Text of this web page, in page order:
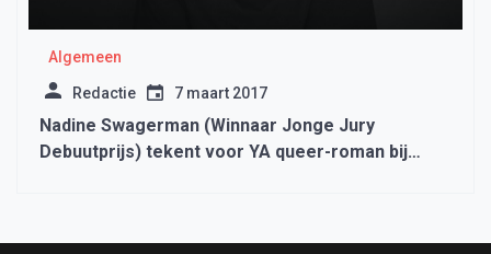
Algemeen
Redactie 7 maart 2017
Nadine Swagerman (Winnaar Jonge Jury
Debuutprijs) tekent voor YA queer-roman bij